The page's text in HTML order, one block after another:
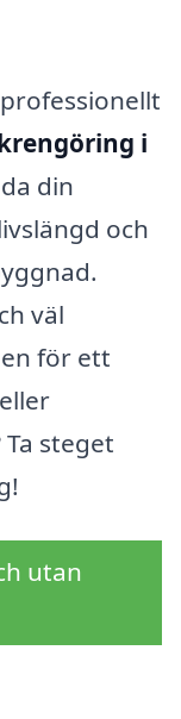
i
din
och
väl
för ett
steget
utan